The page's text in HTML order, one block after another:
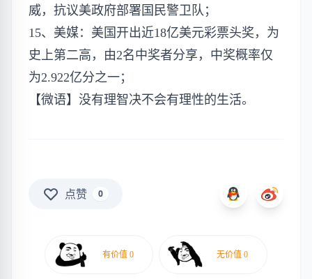
威，抗议美政府部署国民警卫队；
15、美媒：美国开出近18亿美元彩票头奖，为
史上第二高，由2名中奖者分享，中奖概率仅
为2.922亿分之一；
【微语】没有理智决不会有理性的生活。
点赞 0